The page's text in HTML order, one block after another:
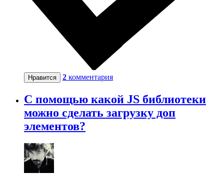
Нравится 2 комментария
С помощью какой JS библиотеки
можно сделать загрузку доп
элементов?